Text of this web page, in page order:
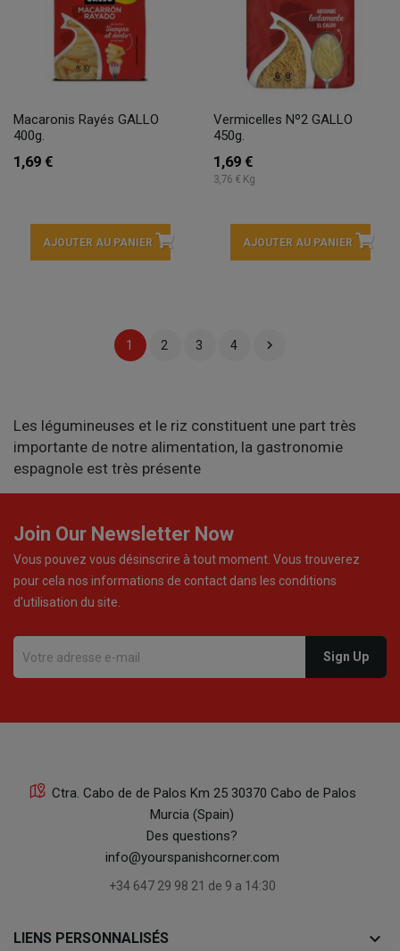
Macaronis Rayés GALLO
400g.
1,69 €
AJOUTER AU PANIER
Vermicelles Nº2 GALLO
450g.
1,69 €
3,76 € Kg
AJOUTER AU PANIER
1 2 3 4 
Les légumineuses et le riz constituent une part très
importante de notre alimentation, la gastronomie
espagnole est très présente
Join Our Newsletter Now
Vous pouvez vous désinscrire à tout moment. Vous trouverez
pour cela nos informations de contact dans les conditions
d'utilisation du site.
Ctra. Cabo de de Palos Km 25 30370 Cabo de Palos
Murcia (Spain)
Des questions?
info@yourspanishcorner.com
+34 647 29 98 21 de 9 a 14:30
LIENS PERSONNALISÉS keyboard_arrow_down